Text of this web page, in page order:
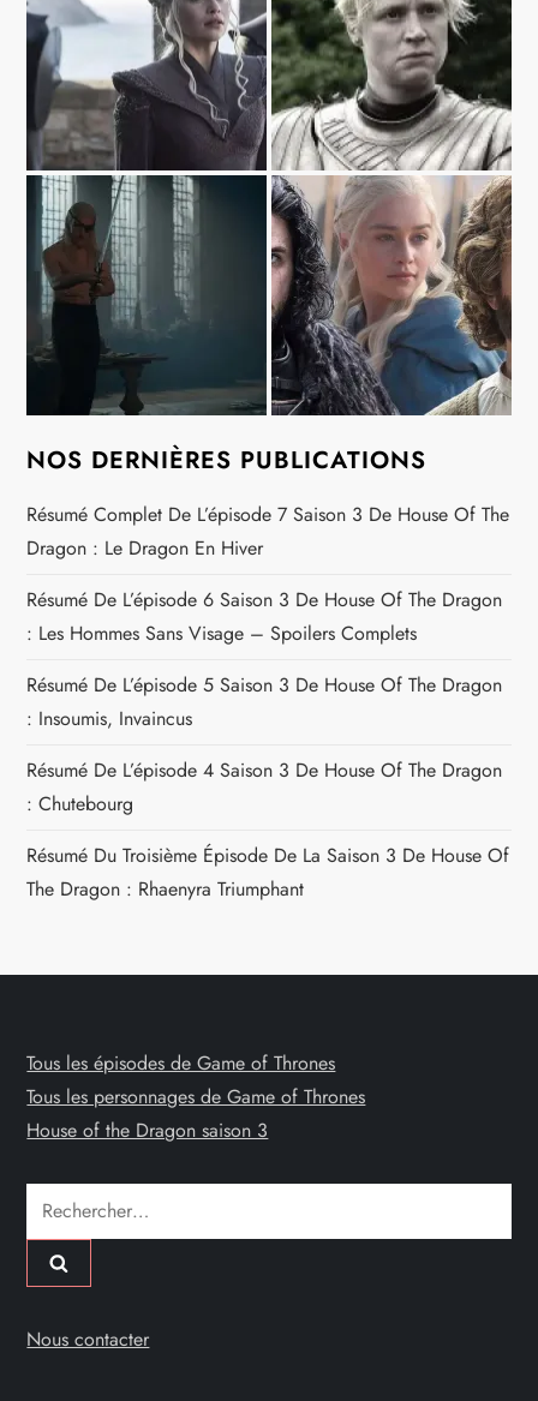
NOS DERNIÈRES PUBLICATIONS
Résumé Complet De L’épisode 7 Saison 3 De House Of The
Dragon : Le Dragon En Hiver
Résumé De L’épisode 6 Saison 3 De House Of The Dragon
: Les Hommes Sans Visage – Spoilers Complets
Résumé De L’épisode 5 Saison 3 De House Of The Dragon
: Insoumis, Invaincus
Résumé De L’épisode 4 Saison 3 De House Of The Dragon
: Chutebourg
Résumé Du Troisième Épisode De La Saison 3 De House Of
The Dragon : Rhaenyra Triumphant
Tous les épisodes de Game of Thrones
Tous les personnages de Game of Thrones
House of the Dragon saison 3
Rechercher :
Nous contacter